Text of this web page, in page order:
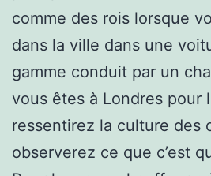
comme des rois lorsque
dans la ville dans une
gamme conduit par un
vous êtes à Londres pour
ressentirez la culture des
observerez ce que c’est